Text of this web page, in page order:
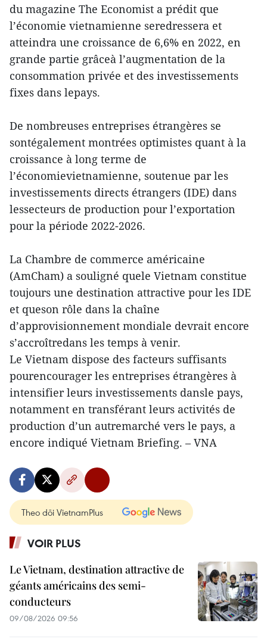
du magazine The Economist a prédit que
l’économie vietnamienne seredressera et
atteindra une croissance de 6,6% en 2022, en
grande partie grâceà l’augmentation de la
consommation privée et des investissements
fixes dans lepays.
De nombreuses entreprises étrangères se
sontégalement montrées optimistes quant à la
croissance à long terme de
l’économievietnamienne, soutenue par les
investissements directs étrangers (IDE) dans
lessecteurs de production pour l’exportation
pour la période 2022-2026.
La Chambre de commerce américaine
(AmCham) a souligné quele Vietnam constitue
toujours une destination attractive pour les IDE
et queson rôle dans la chaîne
d’approvisionnement mondiale devrait encore
s’accroîtredans les temps à venir.
Le Vietnam dispose des facteurs suffisants
pourencourager les entreprises étrangères à
intensifier leurs investissements dansle pays,
notamment en transférant leurs activités de
production d’un autremarché vers le pays, a
encore indiqué Vietnam Briefing. – VNA
Theo dõi VietnamPlus
VOIR PLUS
Le Vietnam, destination attractive de
géants américains des semi-
conducteurs
09/08/2026 09:56